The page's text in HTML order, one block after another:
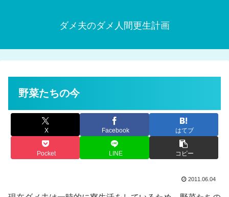
ダメ夫のダメ人間更生計画
野菜たちの今
X Facebook はてブ
Pocket LINE コピー
2011.06.04